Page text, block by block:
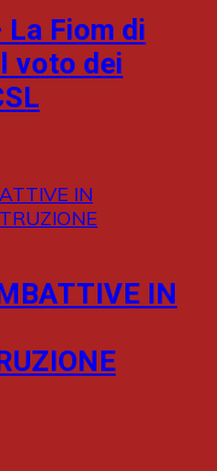
La Fiom di
voto dei
IN